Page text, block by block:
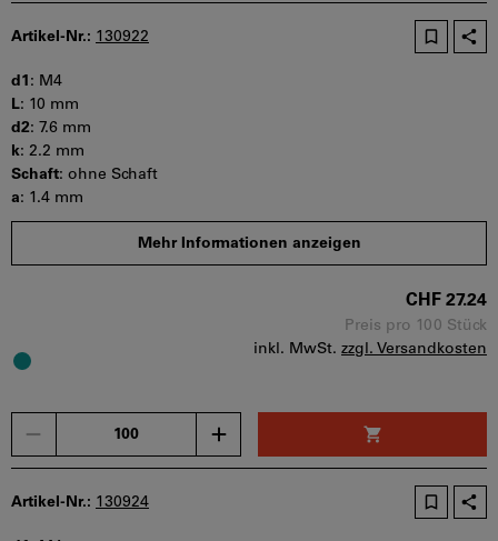
Artikel-Nr.: 130922
d1 : M4
L: 10 mm
d2: 7.6 mm
k: 2.2 mm
Schaft: ohne Schaft
a: 1.4 mm
s:2.5 mm
t min:1.3 mm
Mehr Informationen anzeigen
CHF 27.24
Preis pro 100 Stück
inkl. MwSt. zzgl. Versandkosten
Artikel-Nr.: 130924